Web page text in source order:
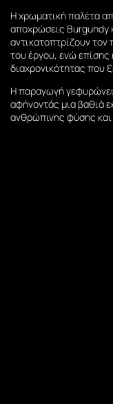
Η χρωματική παλέτα
αποχρώσεις Burgundy
αντικατοπτρίζουν
του έργου, ενώ επίσης
διαχρονικότητας που
Η παραγωγή
αφήνοντάς μια βαθιά
ανθρώπινης φύσης